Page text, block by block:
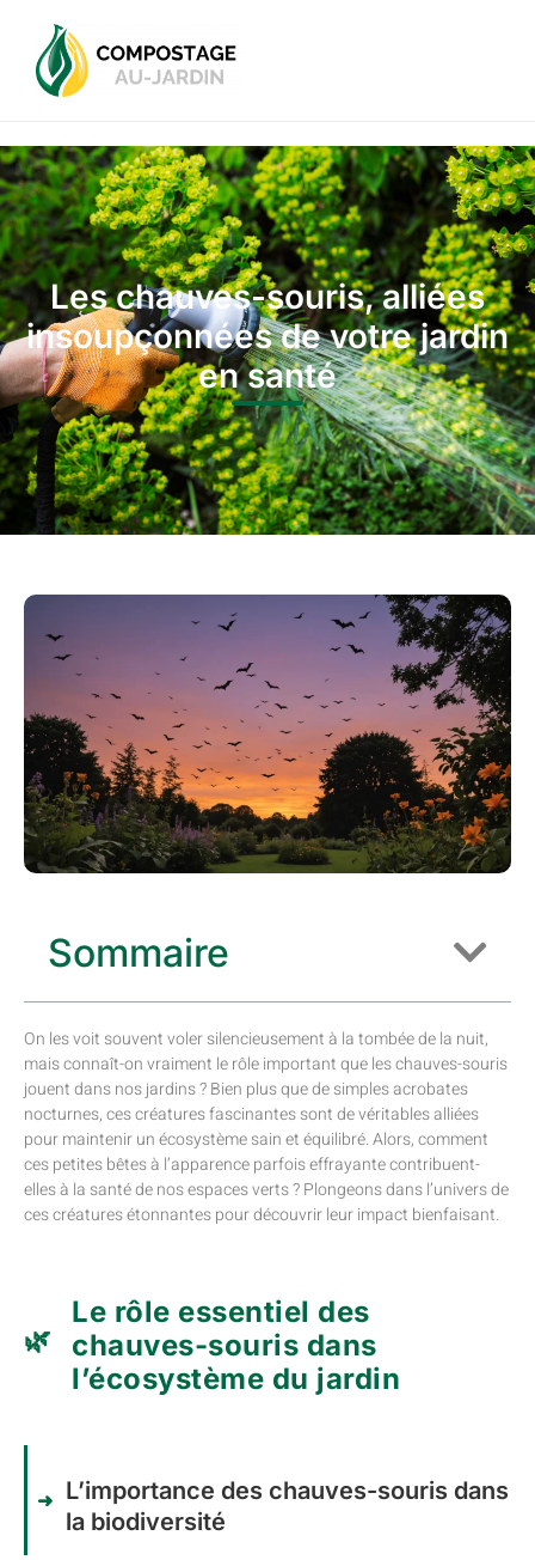
Les chauves-souris, alliées
insoupçonnées de votre jardin
en santé
Sommaire
On les voit souvent voler silencieusement à la tombée de la nuit,
mais connaît-on vraiment le rôle important que les chauves-souris
jouent dans nos jardins ? Bien plus que de simples acrobates
nocturnes, ces créatures fascinantes sont de véritables alliées
pour maintenir un écosystème sain et équilibré. Alors, comment
ces petites bêtes à l’apparence parfois effrayante contribuent-
elles à la santé de nos espaces verts ? Plongeons dans l’univers de
ces créatures étonnantes pour découvrir leur impact bienfaisant.
Le rôle essentiel des
chauves-souris dans
l’écosystème du jardin
L’importance des chauves-souris dans
la biodiversité